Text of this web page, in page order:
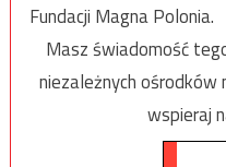
Fundacji Magna Polonia.
Masz świadomość
niezależnych ośrodków
wspieraj